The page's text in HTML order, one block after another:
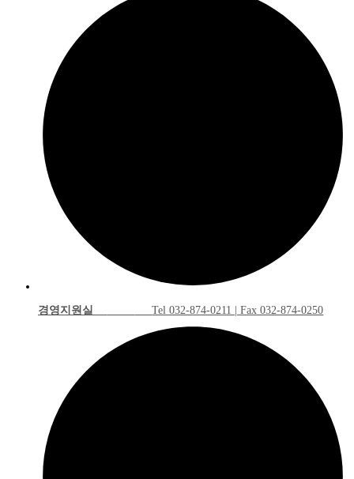
경영지원실 Tel 032-874-0211 | Fax 032-874-0250